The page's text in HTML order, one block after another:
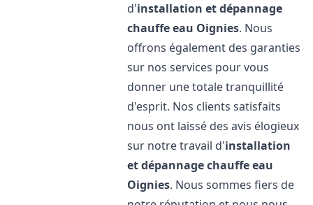
d'installation et dépannage
chauffe eau Oignies. Nous
offrons également des garanties
sur nos services pour vous
donner une totale tranquillité
d'esprit. Nos clients satisfaits
nous ont laissé des avis élogieux
sur notre travail d'installation
et dépannage chauffe eau
Oignies. Nous sommes fiers de